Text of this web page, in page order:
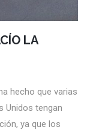
LA
hecho que varias
Unidos tengan
ya que los